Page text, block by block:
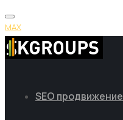
MAX
SEO продвижение